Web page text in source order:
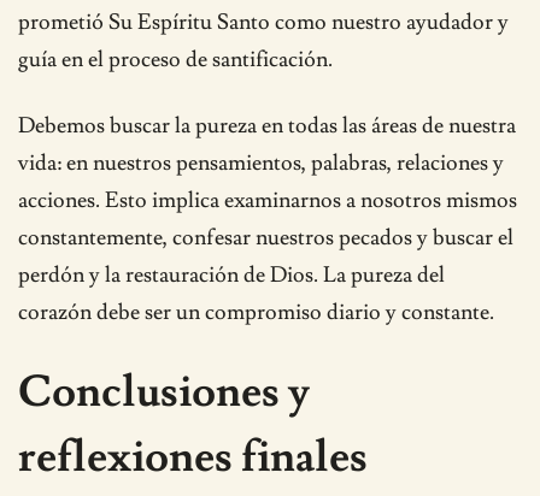
prometió Su Espíritu Santo como nuestro ayudador y
guía en el proceso de santificación.
Debemos buscar la pureza en todas las áreas de nuestra
vida: en nuestros pensamientos, palabras, relaciones y
acciones. Esto implica examinarnos a nosotros mismos
constantemente, confesar nuestros pecados y buscar el
perdón y la restauración de Dios. La pureza del
corazón debe ser un compromiso diario y constante.
Conclusiones y
reflexiones finales